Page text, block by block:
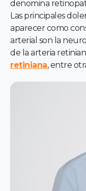
denomina
Las principales
aparecer como
arterial son la
de la arteria
retiniana, entre